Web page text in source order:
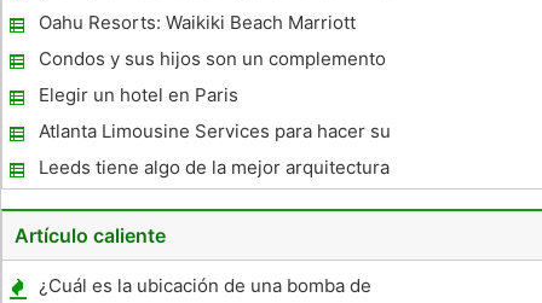
Página Orlando
Oahu Resorts: Waikiki Beach Marriott
Resort & Spa
Condos y sus hijos son un complemento
perfecto
Elegir un hotel en Paris
Atlanta Limousine Services para hacer su
viaje muy especial!
Leeds tiene algo de la mejor arquitectura
moderna en Leeds
Artículo caliente
¿Cuál es la ubicación de una bomba de